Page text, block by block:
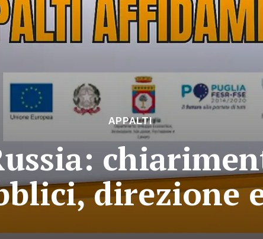
APPALTI
direzione